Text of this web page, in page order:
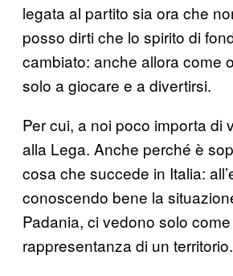
legata al partito sia ora che
posso dirti che lo spirito di
cambiato: anche allora come
solo a giocare e a divertirsi.
Per cui, a noi poco importa di
alla Lega. Anche perché è
cosa che succede in Italia:
conoscendo bene la
Padania, ci vedono solo
rappresentanza di un territorio.